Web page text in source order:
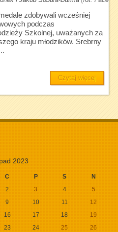
zdobywali wcześniej
podczas
Szkolnej, uważanych za
kraju młodzików. Srebrny
Czytaj więcej
2023
C P S N
2 3 4
5
9 10 11
12
16 17 18
19
23 24 25
26